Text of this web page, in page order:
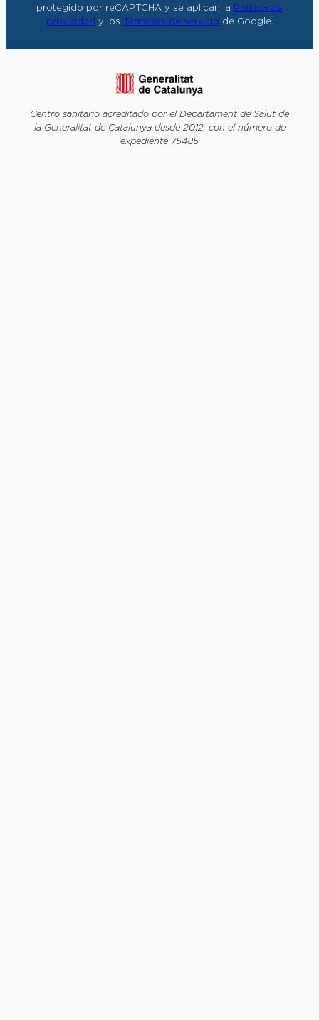
protegido por reCAPTCHA y se aplican la Política de
privacidad y los Términos de servicio de Google.
Centro sanitario acreditado por el Departament de Salut de
la Generalitat de Catalunya desde 2012, con el número de
expediente 75485